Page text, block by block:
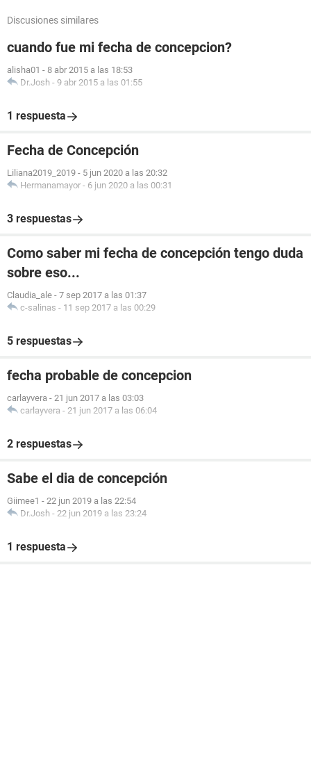
Discusiones similares
cuando fue mi fecha de concepcion?
alisha01 - 8 abr 2015 a las 18:53
Dr.Josh - 9 abr 2015 a las 01:55
1 respuesta
Fecha de Concepción
Liliana2019_2019 - 5 jun 2020 a las 20:32
Hermanamayor - 6 jun 2020 a las 00:31
3 respuestas
Como saber mi fecha de concepción tengo duda
sobre eso...
Claudia_ale - 7 sep 2017 a las 01:37
c-salinas - 11 sep 2017 a las 00:29
5 respuestas
fecha probable de concepcion
carlayvera - 21 jun 2017 a las 03:03
carlayvera - 21 jun 2017 a las 06:04
2 respuestas
Sabe el dia de concepción
Giimee1 - 22 jun 2019 a las 22:54
Dr.Josh - 22 jun 2019 a las 23:24
1 respuesta